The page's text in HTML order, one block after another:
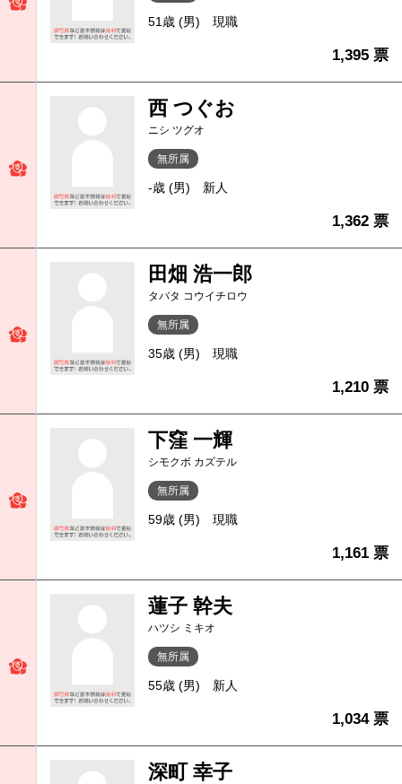
51歳 (男) 現職
1,395 票
西 つぐお
ニシ ツグオ
無所属
-歳 (男) 新人
1,362 票
田畑 浩一郎
タバタ コウイチロウ
無所属
35歳 (男) 現職
1,210 票
下窪 一輝
シモクボ カズテル
無所属
59歳 (男) 現職
1,161 票
蓮子 幹夫
ハツシ ミキオ
無所属
55歳 (男) 新人
1,034 票
深町 幸子